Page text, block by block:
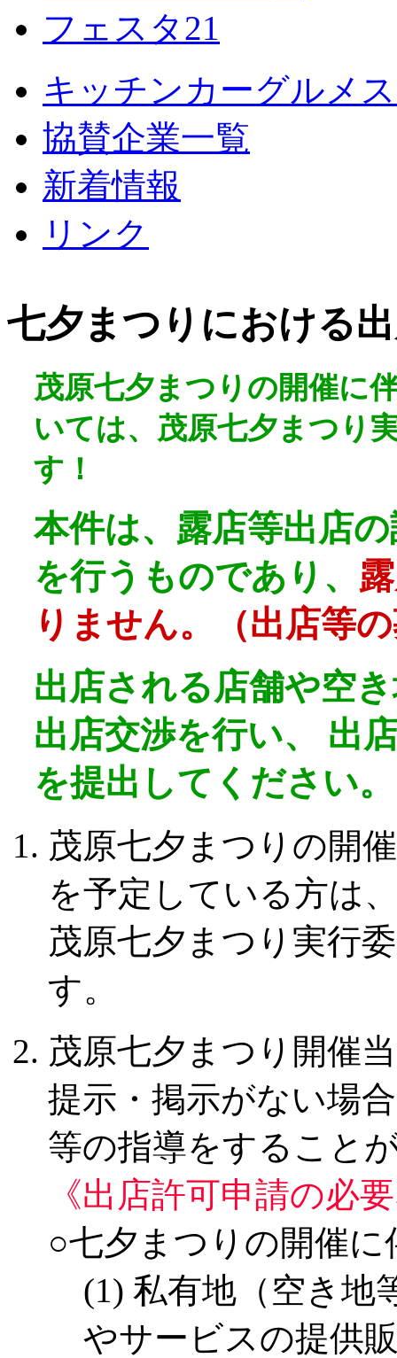
フェスタ21
キッチンカーグルメ
協賛企業一覧
新着情報
リンク
七夕まつりにおける
茂原七夕まつりの開催に
いては、茂原七夕まつり
す！
本件は、露店等出店
を行うものであり、
りません。（出店等
出店される店舗や空
出店交渉を行い、 出
を提出してください。
茂原七夕まつりの開
を予定している方は
茂原七夕まつり実行
す。
茂原七夕まつり開催
提示・掲示がない場
等の指導をすること
《出店許可申請の必
○七夕まつりの開催に
私有地（空き地
やサービスの提供